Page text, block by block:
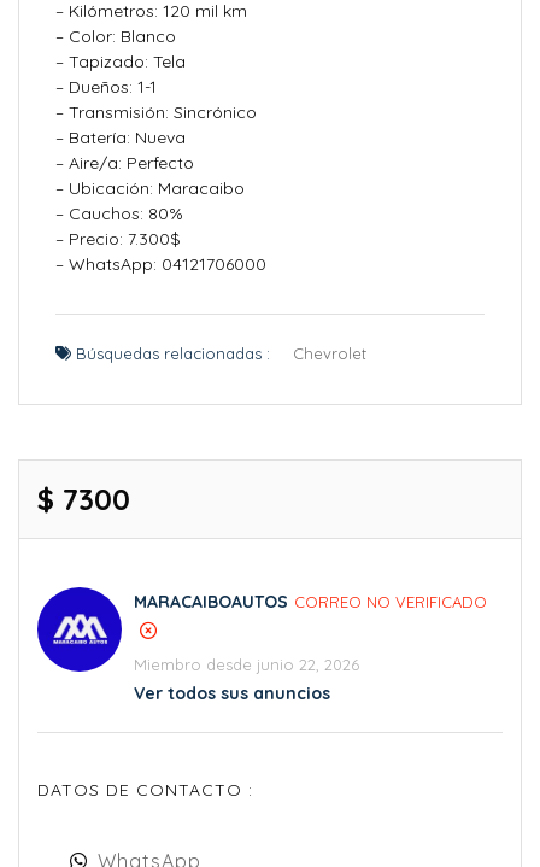
– Kilómetros: 120 mil km
– Color: Blanco
– Tapizado: Tela
– Dueños: 1-1
– Transmisión: Sincrónico
– Batería: Nueva
– Aire/a: Perfecto
– Ubicación: Maracaibo
– Cauchos: 80%
– Precio: 7.300$
– WhatsApp: 04121706000
Búsquedas relacionadas : Chevrolet
$ 7300
MARACAIBOAUTOS CORREO NO VERIFICADO
Miembro desde junio 22, 2026
Ver todos sus anuncios
DATOS DE CONTACTO :
WhatsApp